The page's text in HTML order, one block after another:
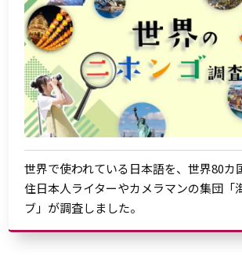
世界で使われている日本語を、世界80カ
住日本人ライターやカメラマンの集団「
ブ」が調査しました。